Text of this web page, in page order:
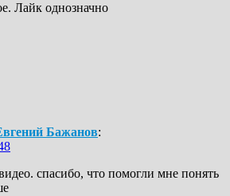
Лайк однозначно
Бажанов:
спасибо, что помогли мне понять